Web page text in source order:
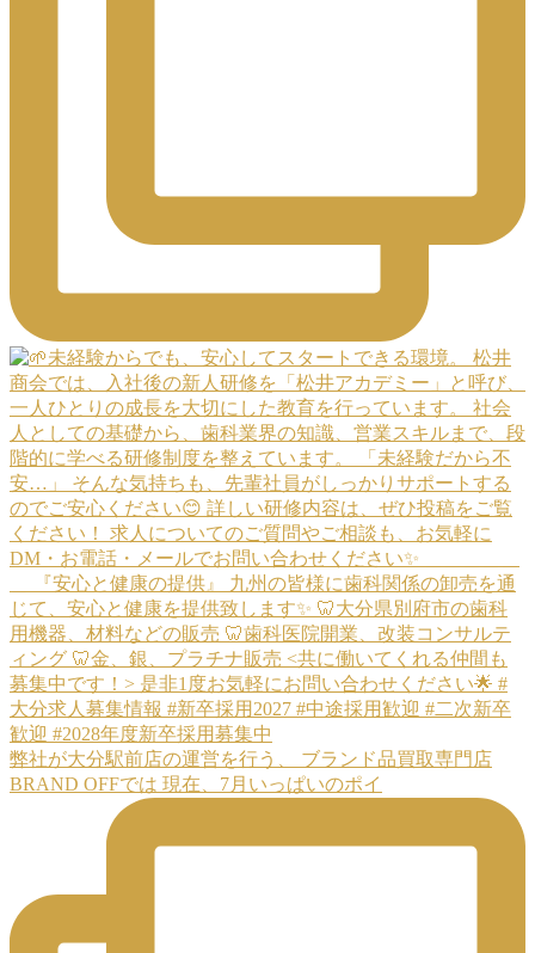
弊社が大分駅前店の運営を行う、 ブランド品買取専門店
BRAND OFFでは 現在、7月いっぱいのポイ